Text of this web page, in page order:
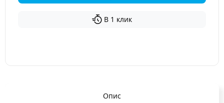
В 1 клик
Опис